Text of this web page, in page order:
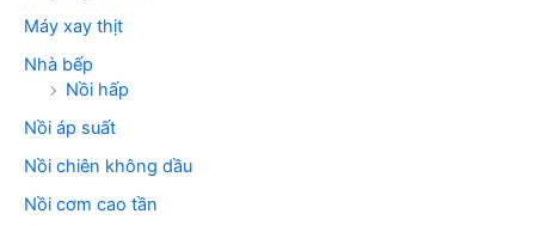
Máy xay thịt
Nhà bếp
Nồi hấp
Nồi áp suất
Nồi chiên không dầu
Nồi cơm cao tần